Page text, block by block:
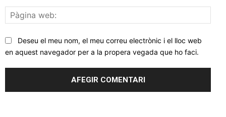
web:
Deseu el meu nom, el meu correu electrònic i el lloc web
en aquest navegador per a la propera vegada que ho faci.